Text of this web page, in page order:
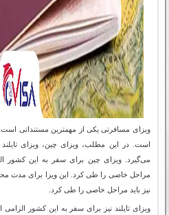
ویزای مسافرتی یکی از مهمترین مستنداتی
است. در این مطلب، ویزای چین، ویزای
می‌گیرد. ویزای چین برای سفر به این کشور
مراحل خاصی را طی کرد. این ویزا برای مدت
نیز باید مراحل خاصی را طی کرد.
ویزای تایلند نیز برای سفر به این کشور الزامی